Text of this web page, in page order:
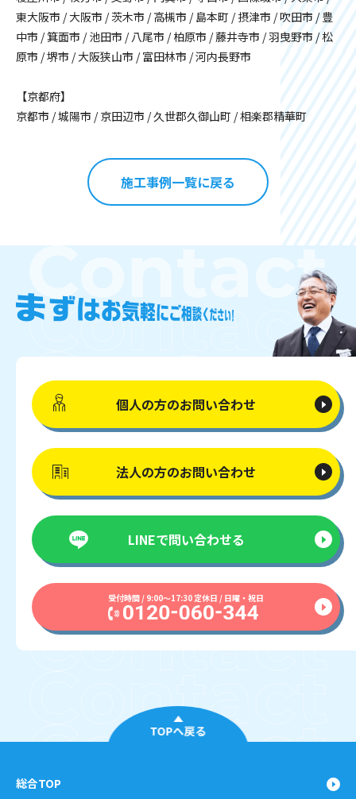
東大阪市 / 大阪市 / 茨木市 / 高槻市 / 島本町 / 摂津市 / 吹田市 / 豊
中市 / 箕面市 / 池田市 / 八尾市 / 柏原市 / 藤井寺市 / 羽曳野市 / 松
原市 / 堺市 / 大阪狭山市 / 富田林市 / 河内長野市
【京都府】
京都市 / 城陽市 / 京田辺市 / 久世郡久御山町 / 相楽郡精華町
施工事例一覧に戻る
個人の方のお問い合わせ
法人の方のお問い合わせ
LINEで問い合わせる
受付時間 / 9:00〜17:30 定休日 / 日曜・祝日
TOPへ戻る
総合TOP